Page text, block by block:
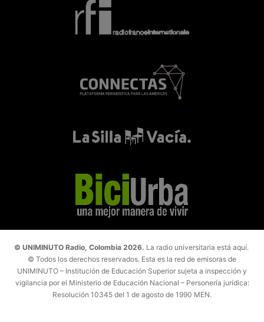
© UNIMINUTO Radio, Colombia 2026. La radio universitaria está aquí.
© Todos los derechos reservados. Esta es la red de emisoras de
UNIMINUTO – Institución de Educación Superior sujeta a inspección y
vigilancia por el Ministerio de Educación Nacional – Personería jurídica:
Resolución 10345 del 1 de agosto de 1990 MEN.